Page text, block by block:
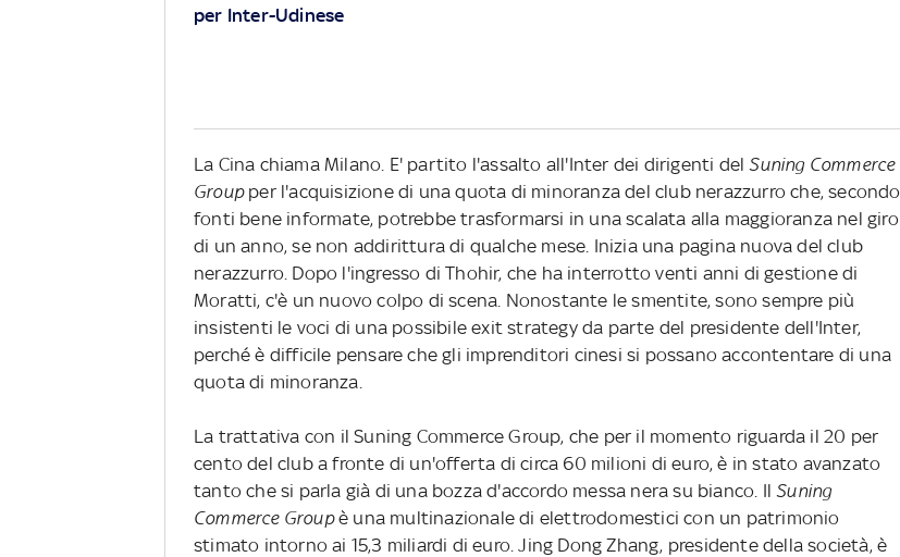
per Inter-Udinese
La Cina chiama Milano. E' partito l'assalto all'Inter dei dirigenti del Suning Commerce
Groupper l'acquisizione di una quota di minoranza del club nerazzurro che, secondo
fonti bene informate, potrebbe trasformarsi in una scalata alla maggioranza nel giro
di un anno, se non addirittura di qualche mese. Inizia una pagina nuova del club
nerazzurro. Dopo l'ingresso di Thohir, che ha interrotto venti anni di gestione di
Moratti, c'è un nuovo colpo di scena. Nonostante le smentite, sono sempre più
insistenti le voci di una possibile exit strategy da parte del presidente dell'Inter,
perché è difficile pensare che gli imprenditori cinesi si possano accontentare di una
quota di minoranza.
La trattativa con il Suning Commerce Group, che per il momento riguarda il 20 per
cento del club a fronte di un'offerta di circa 60 milioni di euro, è in stato avanzato
tanto che si parla già di una bozza d'accordo messa nera su bianco. IlSuning
Commerce Groupè una multinazionale di elettrodomestici con un patrimonio
stimato intorno ai 15,3 miliardi di euro. Jing Dong Zhang, presidente della società, è